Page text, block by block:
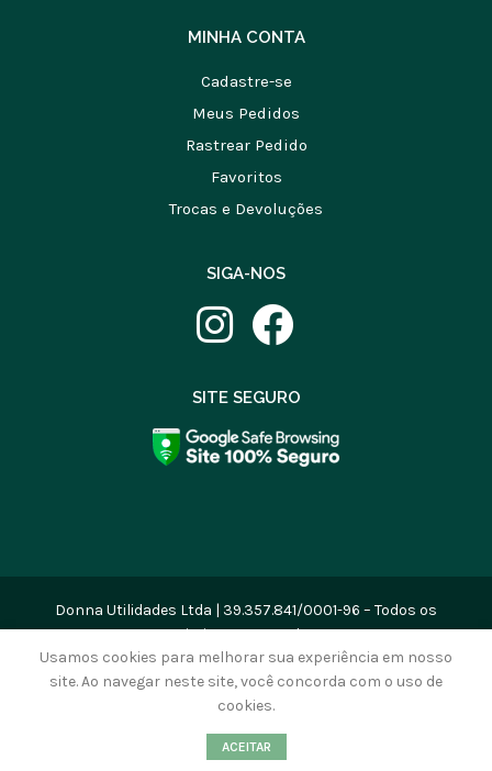
MINHA CONTA
Cadastre-se
Meus Pedidos
Rastrear Pedido
Favoritos
Trocas e Devoluções
SIGA-NOS
SITE SEGURO
Donna Utilidades Ltda | 39.357.841/0001-96 – Todos os
Direitos Reservados
Usamos cookies para melhorar sua experiência em nosso
site. Ao navegar neste site, você concorda com o uso de
cookies.
ACEITAR
Lista de Desejos Carrinho